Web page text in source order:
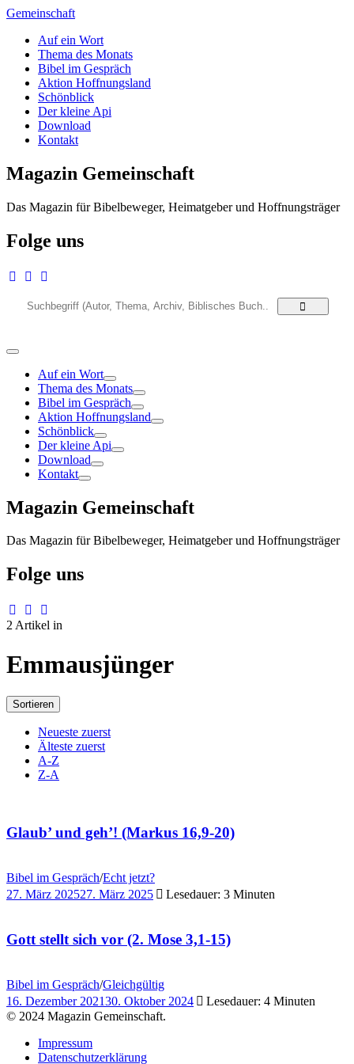
Zum
springen
Gemeinschaft
Auf ein Wort
Thema des Monats
Bibel im Gespräch
Aktion Hoffnungsland
Schönblick
Der kleine Api
Download
Kontakt
Magazin Gemeinschaft
Das Magazin für Bibelbeweger, Heimatgeber und Hoffnungsträger
Folge uns
Auf ein Wort
Thema des Monats
Bibel im Gespräch
Aktion Hoffnungsland
Schönblick
Der kleine Api
Download
Kontakt
Magazin Gemeinschaft
Das Magazin für Bibelbeweger, Heimatgeber und Hoffnungsträger
Folge uns
2 Artikel in
Emmausjünger
Sortieren
Neueste zuerst
Älteste zuerst
A-Z
Z-A
Glaub’ und geh’! (Markus 16,9-20)
Bibel im Gespräch/Echt jetzt?
27. März 202527. März 2025 Lesedauer: 3 Minuten
Gott stellt sich vor (2. Mose 3,1-15)
Bibel im Gespräch/Gleichgültig
16. Dezember 202130. Oktober 2024
Lesedauer: 4 Minuten
© 2024 Magazin Gemeinschaft.
Impressum
Datenschutzerklärung